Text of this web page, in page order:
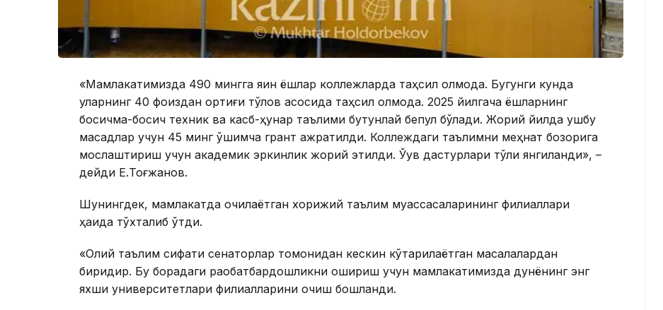
«Мамлакатимизда 490 мингга яқин ёшлар коллежларда таҳсил олмоқда. Бугунги кунда
уларнинг 40 фоиздан ортиғи тўлов асосида таҳсил олмоқда. 2025 йилгача ёшларнинг
босқичма-босқич техник ва касб-ҳунар таълими бутунлай бепул бўлади. Жорий йилда ушбу
мақсадлар учун 45 минг қўшимча грант ажратилди. Коллеждаги таълимни меҳнат бозорига
мослаштириш учун академик эркинлик жорий этилди. Ўқув дастурлари тўлиқ янгиланди», –
дейди Е.Тоғжанов.
Шунингдек, мамлакатда очилаётган хорижий таълим муассасаларининг филиаллари
ҳақида тўхталиб ўтди.
«Олий таълим сифати сенаторлар томонидан кескин кўтарилаётган масалалардан
биридир. Бу борадаги рақобатбардошликни ошириш учун мамлакатимизда дунёнинг энг
яхши университетлари филиалларини очиш бошланди.